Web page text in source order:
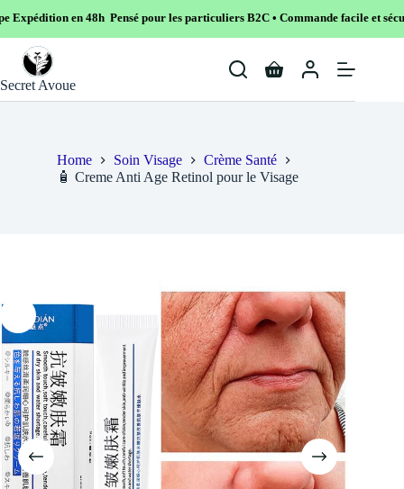
Pensé pour les particuliers B2C • Commande facile et sécurisé
content
Secret Avoue
Shopping
Home Soin Visage
Crème Santé
🧴 Creme Anti Age Retinol pour le Visage